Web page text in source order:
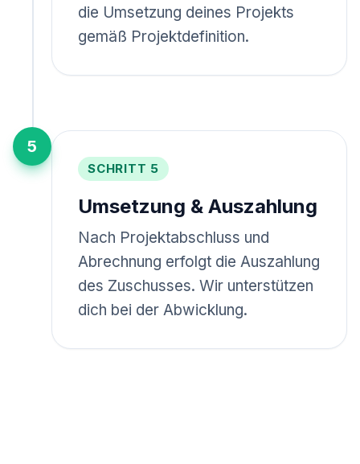
die Umsetzung deines Projekts
gemäß Projektdefinition.
5
SCHRITT 5
Umsetzung & Auszahlung
Nach Projektabschluss und
Abrechnung erfolgt die Auszahlung
des Zuschusses. Wir unterstützen
dich bei der Abwicklung.